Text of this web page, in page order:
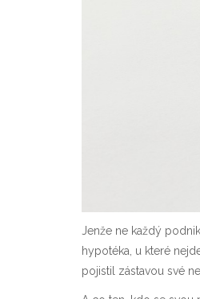
Jenže ne každý
hypotéka , u které
pojistil zástavou své